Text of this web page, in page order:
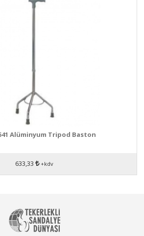
Alüminyum Tripod Baston
633,33 +kdv